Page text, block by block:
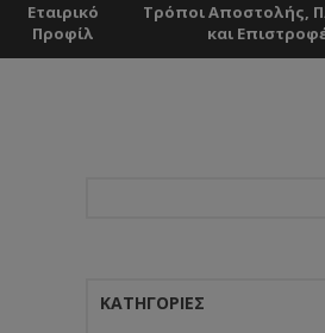
Εταιρικό
Προφίλ
Τρόποι Αποστολής,
και
ΚΑΤΗΓΟΡΊΕΣ